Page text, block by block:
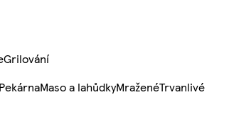
Grilování
Maso a lahůdkyMraženéTrvanlivé